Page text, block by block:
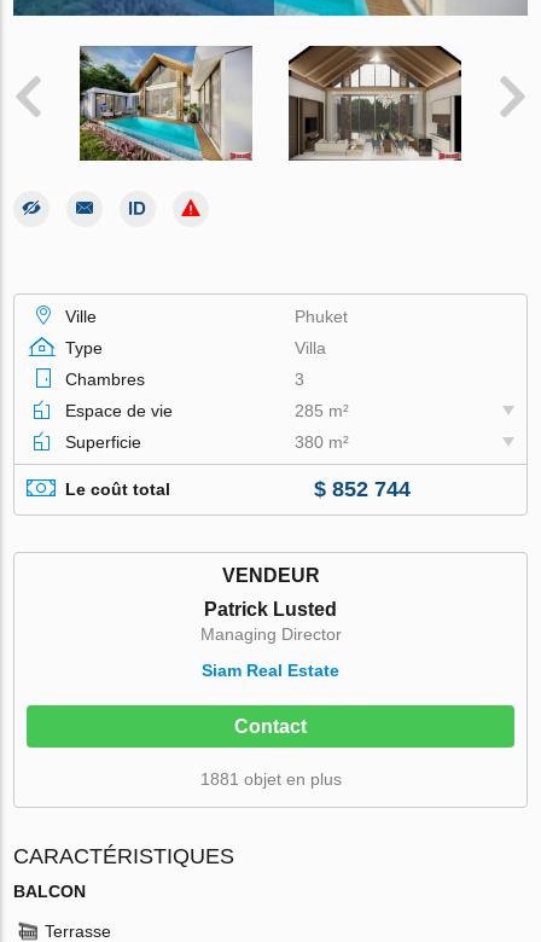
Ville
Phuket
Type
Villa
Chambres
3
Espace de vie
285 m²
Superficie
380 m²
Le coût total $ 852 744
VENDEUR
Patrick Lusted
Managing Director
Siam Real Estate
Contact
1881 objet en plus
CARACTÉRISTIQUES
BALCON
Terrasse